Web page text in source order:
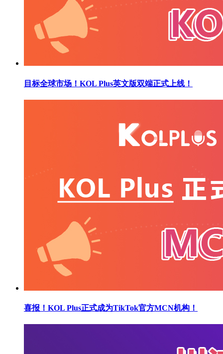
目标全球市场！KOL Plus英文版双端正式上线！
喜报！KOL Plus正式成为TikTok官方MCN机构！